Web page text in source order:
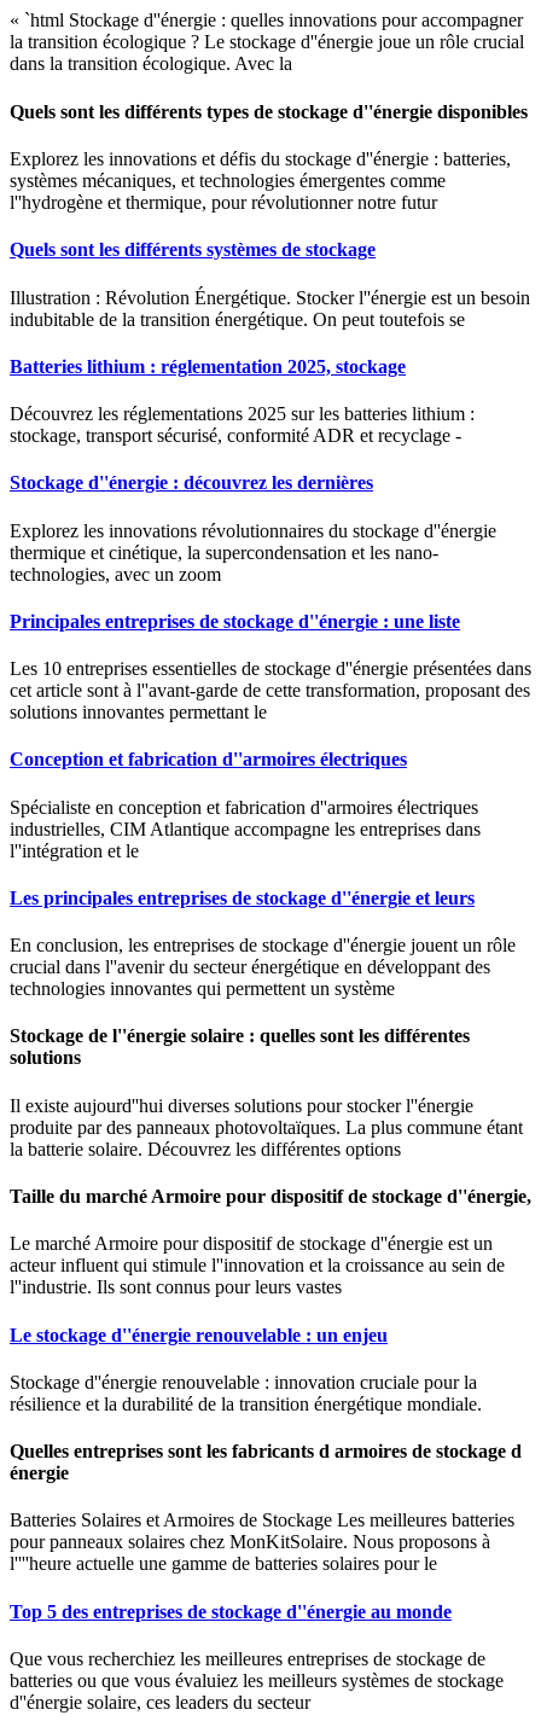
« `html Stockage d''énergie : quelles innovations pour accompagner
la transition écologique ? Le stockage d''énergie joue un rôle crucial
dans la transition écologique. Avec la
Quels sont les différents types de stockage d''énergie disponibles
Explorez les innovations et défis du stockage d''énergie : batteries,
systèmes mécaniques, et technologies émergentes comme
l''hydrogène et thermique, pour révolutionner notre futur
Quels sont les différents systèmes de stockage
Illustration : Révolution Énergétique. Stocker l''énergie est un besoin
indubitable de la transition énergétique. On peut toutefois se
Batteries lithium : réglementation 2025, stockage
Découvrez les réglementations 2025 sur les batteries lithium :
stockage, transport sécurisé, conformité ADR et recyclage -
Stockage d''énergie : découvrez les dernières
Explorez les innovations révolutionnaires du stockage d''énergie
thermique et cinétique, la supercondensation et les nano-
technologies, avec un zoom
Principales entreprises de stockage d''énergie : une liste
Les 10 entreprises essentielles de stockage d''énergie présentées dans
cet article sont à l''avant-garde de cette transformation, proposant des
solutions innovantes permettant le
Conception et fabrication d''armoires électriques
Spécialiste en conception et fabrication d''armoires électriques
industrielles, CIM Atlantique accompagne les entreprises dans
l''intégration et le
Les principales entreprises de stockage d''énergie et leurs
En conclusion, les entreprises de stockage d''énergie jouent un rôle
crucial dans l''avenir du secteur énergétique en développant des
technologies innovantes qui permettent un système
Stockage de l''énergie solaire : quelles sont les différentes
solutions
Il existe aujourd''hui diverses solutions pour stocker l''énergie
produite par des panneaux photovoltaïques. La plus commune étant
la batterie solaire. Découvrez les différentes options
Taille du marché Armoire pour dispositif de stockage d''énergie,
Le marché Armoire pour dispositif de stockage d''énergie est un
acteur influent qui stimule l''innovation et la croissance au sein de
l''industrie. Ils sont connus pour leurs vastes
Le stockage d''énergie renouvelable : un enjeu
Stockage d''énergie renouvelable : innovation cruciale pour la
résilience et la durabilité de la transition énergétique mondiale.
Quelles entreprises sont les fabricants d armoires de stockage d
énergie
Batteries Solaires et Armoires de Stockage Les meilleures batteries
pour panneaux solaires chez MonKitSolaire. Nous proposons à
l''''heure actuelle une gamme de batteries solaires pour le
Top 5 des entreprises de stockage d''énergie au monde
Que vous recherchiez les meilleures entreprises de stockage de
batteries ou que vous évaluiez les meilleurs systèmes de stockage
d''énergie solaire, ces leaders du secteur